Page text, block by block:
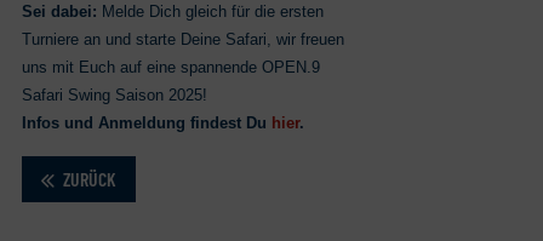
Sei dabei: Melde Dich gleich für die ersten
Turniere an und starte Deine Safari, wir freuen
uns mit Euch auf eine spannende OPEN.9
Safari Swing Saison 2025!
Infos und Anmeldung findest Du hier.
ZURÜCK